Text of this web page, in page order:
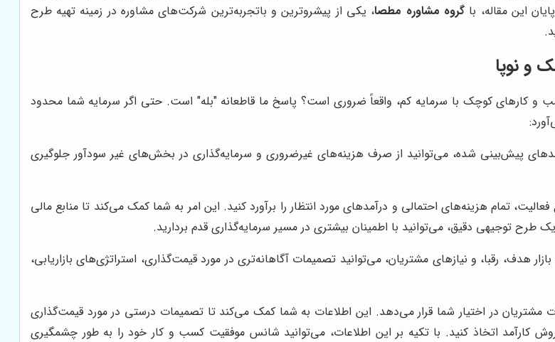
این مقاله، باگروه مشاوره مطصا، یکی از پیشروترین و باتجربه‌ترین شرکت‌های مشاوره در زمینه تهیه طرح
و نوپا
و کارهای کوچک با سرمایه کم، واقعاً ضروری است؟ پاسخ ما قاطعانه "بله" است. حتی اگر سرمایه شما محدود
پیش‌بینی شده، می‌توانید از صرف هزینه‌های غیرضروری و سرمایه‌گذاری در بخش‌های غیر سودآور جلوگیری
تمام هزینه‌های احتمالی و درآمدهای مورد انتظار را برآورد کنید. این امر به شما کمک می‌کند تا منابع مالی
توجیهی دقیق، می‌توانید با اطمینان بیشتری در مسیر سرمایه‌گذاری قدم بردارید.
هدف، رقبا، و نیازهای مشتریان، می‌توانید تصمیمات آگاهانه‌تری در مورد قیمت‌گذاری، استراتژی‌های بازاریابی،
مشتریان در اختیار شما قرار می‌دهد. این اطلاعات به شما کمک می‌کند تا تصمیمات درستی در مورد قیمت‌گذاری
کارآمد اتخاذ کنید. با تکیه بر این اطلاعات، می‌توانید شانس موفقیت کسب و کار خود را به طور چشمگیری